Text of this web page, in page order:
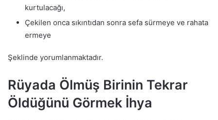
kurtulacağı,
Çekilen onca sıkıntıdan sonra sefa sürmeye ve rahata
ermeye
Şeklinde yorumlanmaktadır.
Rüyada Ölmüş Birinin Tekrar
Öldüğünü Görmek İhya